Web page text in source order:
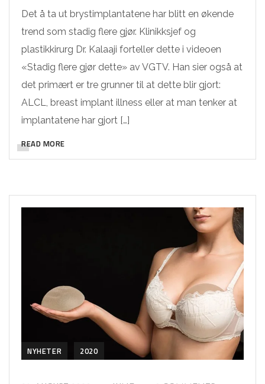
Det å ta ut brystimplantatene har blitt en økende
trend som stadig flere gjør. Klinikksjef og
plastikkirurg Dr. Kalaaji forteller dette i videoen
«Stadig flere gjør dette» av VGTV. Han sier også at
det primært er tre grunner til at dette blir gjort:
ALCL, breast implant illness eller at man tenker at
implantatene har gjort […]
READ MORE
NYHETER 2020